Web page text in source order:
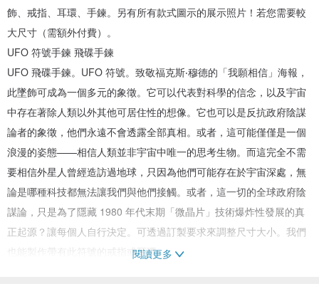
飾、戒指、耳環、手鍊。另有所有款式圖示的展示照片！若您需要較
大尺寸（需額外付費）。
UFO 符號手鍊 飛碟手鍊
UFO 飛碟手鍊。UFO 符號。致敬福克斯‧穆德的「我願相信」海報，
此墜飾可成為一個多元的象徵。它可以代表對科學的信念，以及宇宙
中存在著除人類以外其他可居住性的想像。它也可以是反抗政府陰謀
論者的象徵，他們永遠不會透露全部真相。或者，這可能僅僅是一個
浪漫的姿態——相信人類並非宇宙中唯一的思考生物。而這完全不需
要相信外星人曾經造訪過地球，只因為他們可能存在於宇宙深處，無
論是哪種科技都無法讓我們與他們接觸。或者，這一切的全球政府陰
謀論，只是為了隱藏 1980 年代末期「微晶片」技術爆炸性發展的真
正起源？讓每個人自行決定。可透過訂製要求來調整尺寸大小。我們
也能製作帶有此符號的戒指或耳環。
閱讀更多